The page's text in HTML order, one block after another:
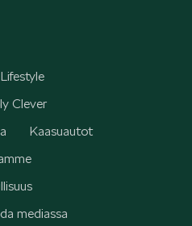
Lifestyle
Clever
Kaasuautot
mediassa